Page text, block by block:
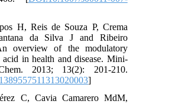
H, Reis de Souza P, Crema
Santana da Silva J and Ribeiro
An overview of the modulatory
acid in health and disease. Mini-
Chem. 2013; 13(2): 201-210.
1389557511313020003
Pérez C, Cavia Camarero MdM,